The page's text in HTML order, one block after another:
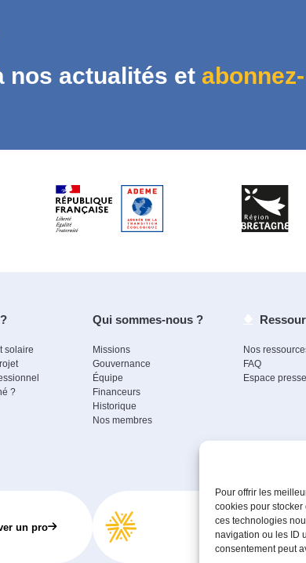
Pour offrir les
cookies pour
ces technologies
navigation ou les ID
consentement peut
nos actualités et abonnez-
solaire
?
Qui sommes-nous ?
Missions
Gouvernance
Équipe
Financeurs
Historique
Nos membres
Nos
FAQ
Espace presse
un pro Rejoindre